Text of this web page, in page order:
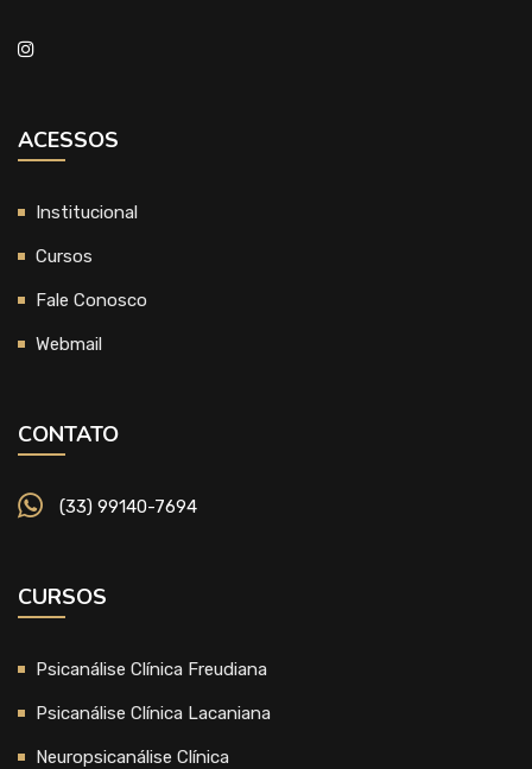
ACESSOS
Institucional
Cursos
Fale Conosco
Webmail
CONTATO
(33) 99140-7694
CURSOS
Psicanálise Clínica Freudiana
Psicanálise Clínica Lacaniana
Neuropsicanálise Clínica